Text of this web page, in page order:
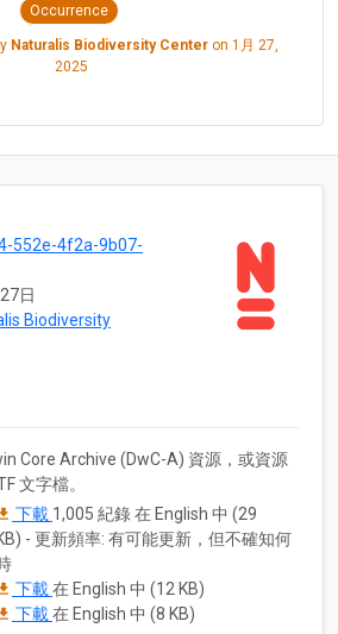
Occurrence
Naturalis Biodiversity Centeron 1月 27,
2025
552e-4f2a-9b07-
日
Biodiversity
Core Archive (DwC-A) 資源，或資源
文字檔。
下載 1,005 紀錄 在 English 中 (29
- 更新頻率: 有可能更新，但不確知何
下載在 English 中 (12 KB)
下載在 English 中 (8 KB)